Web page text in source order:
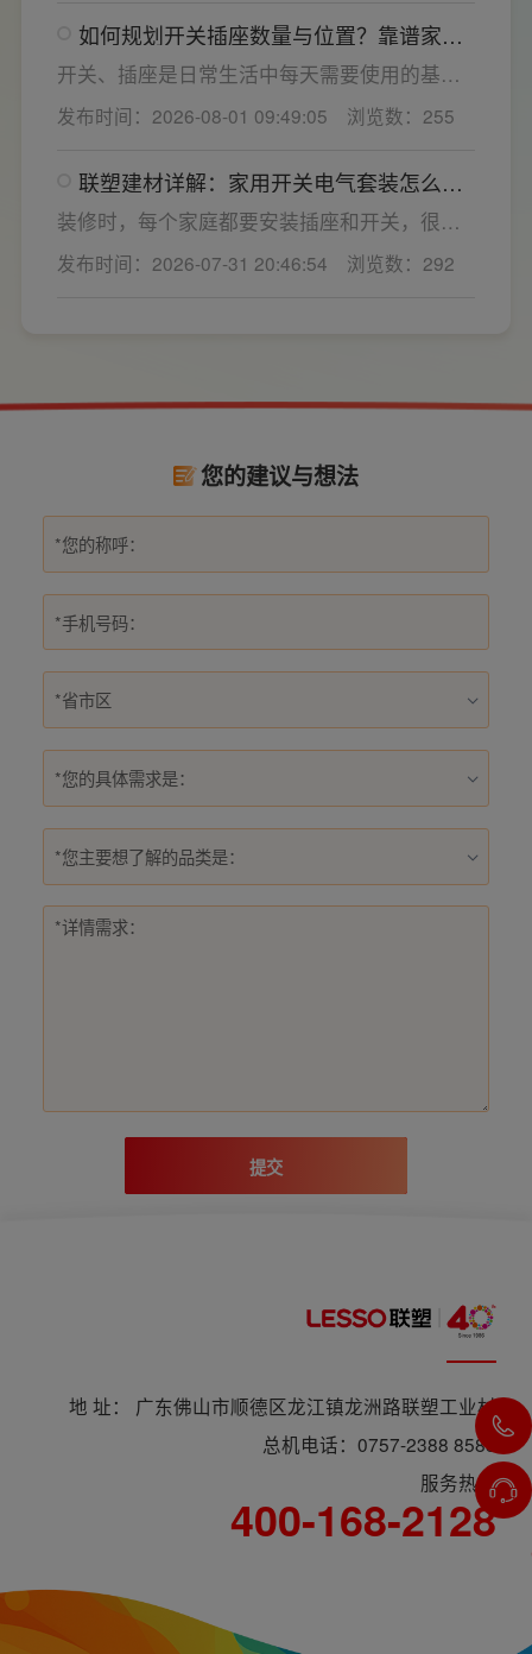
一站式配齐全屋电气产品，选择综合实力过硬
的家用开关电气套装厂家，可以同时搞定开关
购与售后更省心。
如何规划开关插座数量与位置？靠谱家用
开关电气套装品牌怎么选？
开关、插座是日常生活中每天需要使用的基础
电气配件。随着家用电器的普及，需要的电源
插座和开关也会越来越多。装修前期除了规划
关键。如果装修时开关、插座的数量设置不
够，或者开关、插座的位置设置不合理，会给
隐患。 所以装修前一定要精心规划开关、插座
发布时间：2026-08-01 09:49:05 浏览数：255
联塑建材详解：家用开关电气套装怎么
选，开关插座怎么安装更安全
装修时，每个家庭都要安装插座和开关，很多
业主在挑选家用开关电气套装之后，并不清楚
插座、开关合理的离地高度以及规范的安装方
发布时间：2026-07-31 20:46:54 浏览数：292
您的建议与想法
*您的具体需求是：
*您主要想了解的品类是：
提交
地 址： 广东佛山市顺德区龙江镇龙洲路联塑工业村
总机电话：0757-2388 8588
服务热线
400-168-2128